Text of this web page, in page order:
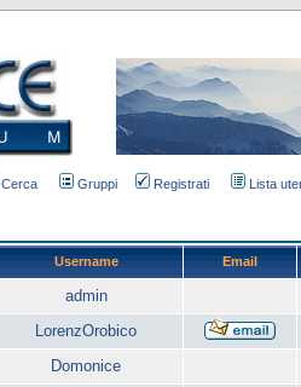
Cerca Gruppi Registrati Lista
Username Email
admin
LorenzOrobico
Domonice